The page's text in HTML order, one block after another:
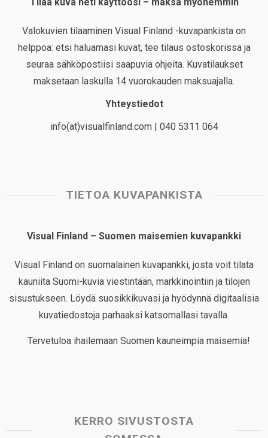
Valokuvien tilaaminen Visual Finland -kuvapankista on
helppoa: etsi haluamasi kuvat, tee tilaus ostoskorissa ja
seuraa sähköpostiisi saapuvia ohjeita. Kuvatilaukset
maksetaan laskulla 14 vuorokauden maksuajalla.
Yhteystiedot
info(at)visualfinland.com | 040 5311 064
TIETOA KUVAPANKISTA
Visual Finland – Suomen maisemien kuvapankki
Visual Finland on suomalainen kuvapankki, josta voit tilata
kauniita Suomi-kuvia viestintään, markkinointiin ja tilojen
sisustukseen. Löydä suosikkikuvasi ja hyödynnä digitaalisia
kuvatiedostoja parhaaksi katsomallasi tavalla.
Tervetuloa ihailemaan Suomen kauneimpia maisemia!
KERRO SIVUSTOSTA